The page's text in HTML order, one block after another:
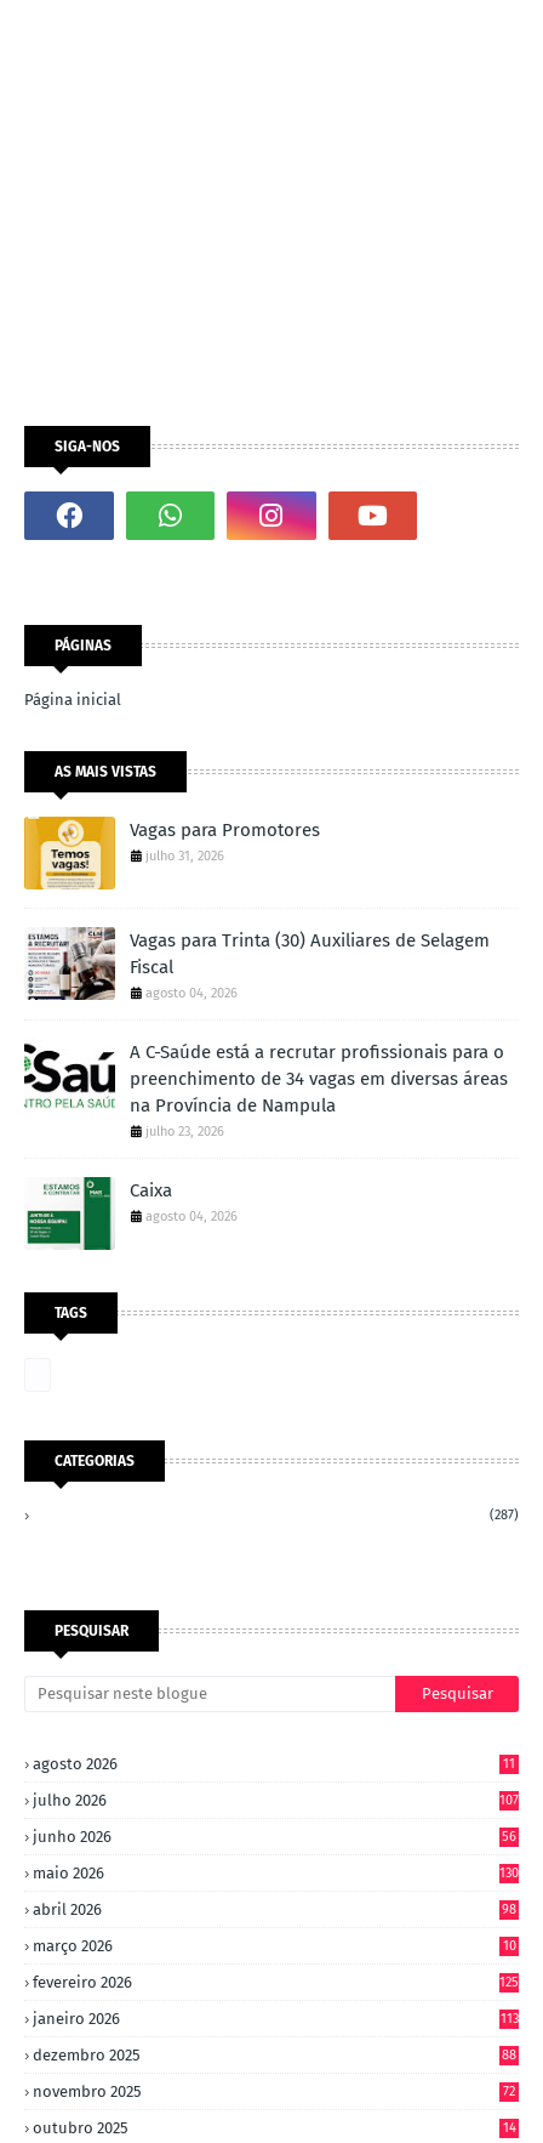
SIGA-NOS
PÁGINAS
Página inicial
AS MAIS VISTAS
Vagas para Promotores
julho 31, 2026
Vagas para Trinta (30) Auxiliares de Selagem
Fiscal
agosto 04, 2026
A C-Saúde está a recrutar profissionais para o
preenchimento de 34 vagas em diversas áreas
na Província de Nampula
julho 23, 2026
Caixa
agosto 04, 2026
TAGS
CATEGORIAS
(287)
PESQUISAR
agosto 2026 11
julho 2026 107
junho 2026 56
maio 2026 130
abril 2026 98
março 2026
10
fevereiro 2026 125
janeiro 2026 113
dezembro 2025 88
novembro 2025 72
outubro 2025
14